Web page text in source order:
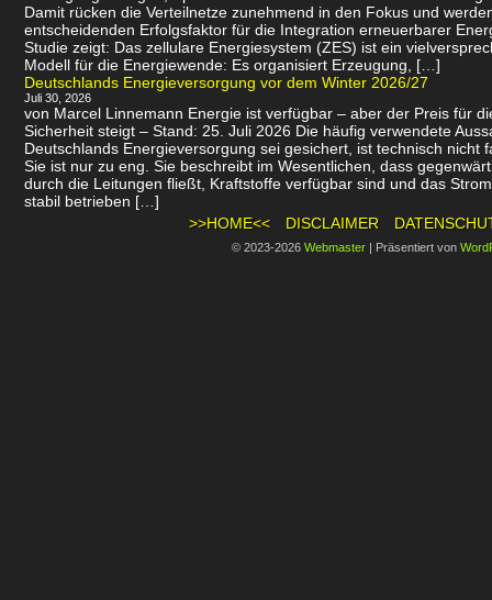
Damit rücken die Verteilnetze zunehmend in den Fokus und
entscheidenden Erfolgsfaktor für die Integration erneuerbarer
Studie zeigt: Das zellulare Energiesystem (ZES) ist ein
Modell für die Energiewende: Es organisiert Erzeugung, […]
Deutschlands Energieversorgung vor dem Winter 2026/27
Juli 30, 2026
von Marcel Linnemann Energie ist verfügbar – aber der Preis für
Sicherheit steigt – Stand: 25. Juli 2026 Die häufig verwendete
Deutschlands Energieversorgung sei gesichert, ist technisch nicht
Sie ist nur zu eng. Sie beschreibt im Wesentlichen, dass
durch die Leitungen fließt, Kraftstoffe verfügbar sind und das
stabil betrieben […]
>>HOME<<
DISCLAIMER
© 2023-2026 Webmaster | Präsentiert von